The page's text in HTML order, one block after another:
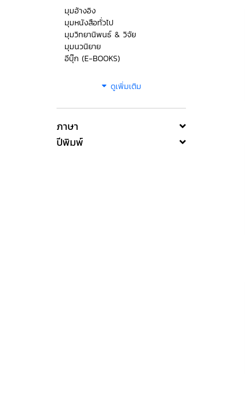
มุมอ้างอิง
มุมหนังสือทั่วไป
มุมวิทยานิพนธ์ & วิจัย
มุมนวนิยาย
อีบุ๊ก (E-BOOKS)
ดูเพิ่มเติม
ภาษา
ปีพิมพ์